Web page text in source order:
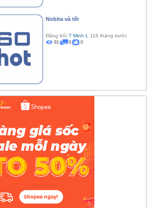
Nobita và tết
Đăng bởi T Minh L 116 tháng trước
81 0 0